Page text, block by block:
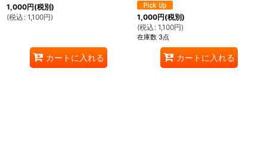
1,000円(税別)
(税込 : 1,100円)
カートに入れる
1,000円(税別)
(税込 : 1,100円)
在庫数 3点
カートに入れる